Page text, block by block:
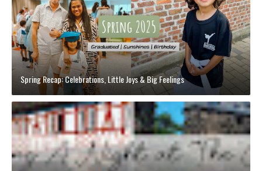
Spring Recap: Celebrations, Little Joys & Big Feelings